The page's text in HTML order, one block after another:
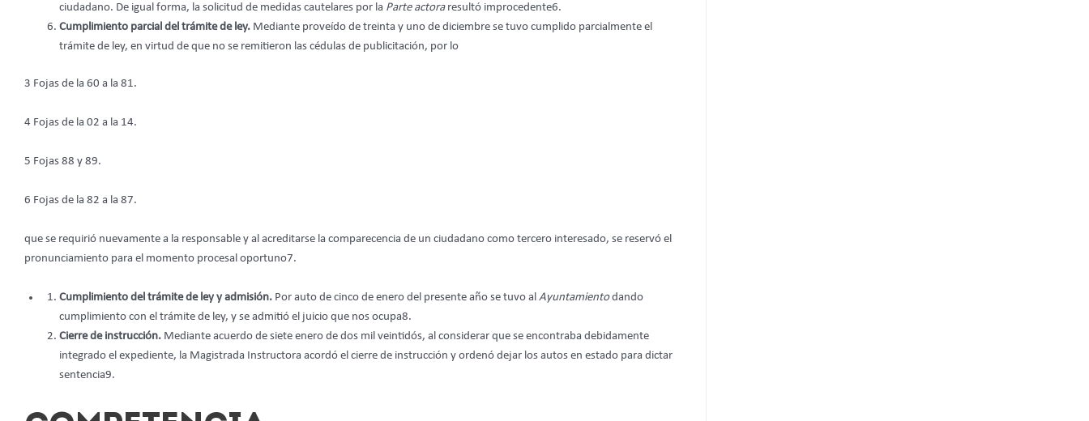
ciudadano. De igual forma, la solicitud de medidas cautelares por la Parte actora resultó improcedente6.
Cumplimiento parcial del trámite de ley. Mediante proveído de treinta y uno de diciembre se tuvo cumplido parcialmente el
trámite de ley, en virtud de que no se remitieron las cédulas de publicitación, por lo
3 Fojas de la 60 a la 81.
4 Fojas de la 02 a la 14.
5 Fojas 88 y 89.
6 Fojas de la 82 a la 87.
que se requirió nuevamente a la responsable y al acreditarse la comparecencia de un ciudadano como tercero interesado, se reservó el
pronunciamiento para el momento procesal oportuno7.
Cumplimiento del trámite de ley y admisión. Por auto de cinco de enero del presente año se tuvo al Ayuntamientodando
cumplimiento con el trámite de ley, y se admitió el juicio que nos ocupa8.
Cierre de instrucción. Mediante acuerdo de siete enero de dos mil veintidós, al considerar que se encontraba debidamente
integrado el expediente, la Magistrada Instructora acordó el cierre de instrucción y ordenó dejar los autos en estado para dictar
sentencia9.